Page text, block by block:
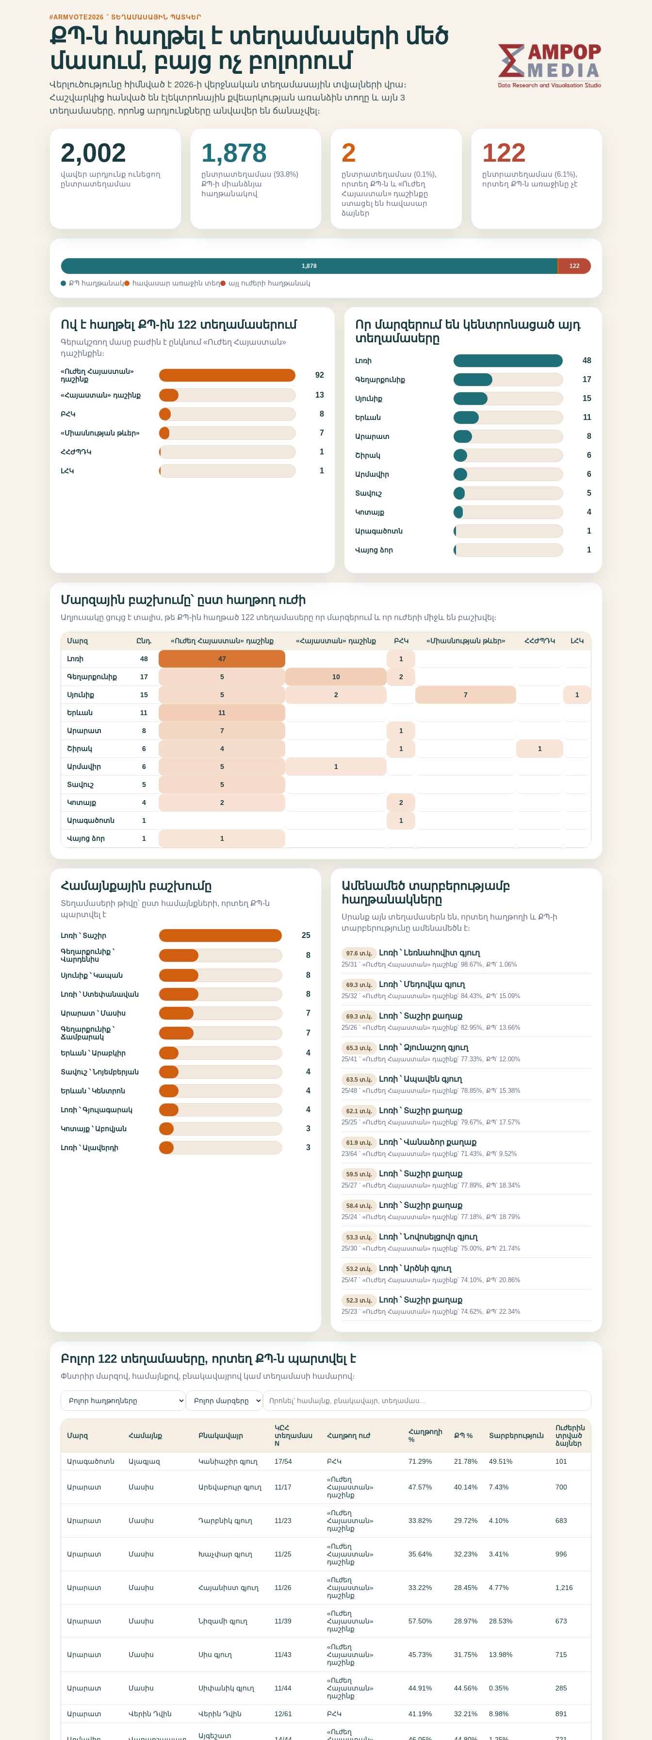
#ARMVOTE2026 ՝ ՏԵՂԱՄԱՍԱՅԻՆ ՊԱՏԿԵՐ
ՔՊ-ն հաղթել է տեղամասերի մեծ
մասում, բայց ոչ բոլորում
Վերլուծությունը հիմնված է 2026-ի վերջնական տեղամասային տվյալների վրա։
Հաշվարկից հանված են էլեկտրոնային քվեարկության առանձին տողը և այն 3
տեղամասերը, որոնց արդյունքները անվավեր են ճանաչվել։
2,002
վավեր արդյունք ունեցող
ընտրատեղամաս
1,878
ընտրատեղամաս (93.8%)
ՔՊ-ի միանձնյա
հաղթանակով
2
ընտրատեղամաս (0.1%),
որտեղ ՔՊ-ն և «Ուժեղ
Հայաստան» դաշինքը
ստացել են հավասար
ձայներ
122
ընտրատեղամաս (6.1%),
որտեղ ՔՊ-ն առաջինը չէ
1,878 122
ՔՊ հաղթանակ հավասար առաջին տեղ այլ ուժերի հաղթանակ
Ով է հաղթել ՔՊ-ին 122 տեղամասերում
Գերակշռող մասը բաժին է ընկնում «Ուժեղ Հայաստան»
դաշինքին։
«Ուժեղ Հայաստան»
դաշինք
92
«Հայաստան» դաշինք 13
ԲՀԿ 8
«Միասնության թևեր» 7
ՀՀԺՊԴԿ 1
ԼՀԿ 1
Որ մարզերում են կենտրոնացած այդ
տեղամասերը
Լոռի 48
Գեղարքունիք 17
Սյունիք 15
Երևան 11
Արարատ 8
Շիրակ 6
Արմավիր 6
Տավուշ 5
Կոտայք 4
Արագածոտն 1
Վայոց ձոր 1
Մարզային բաշխումը՝ ըստ հաղթող ուժի
Աղյուսակը ցույց է տալիս, թե ՔՊ-ին հաղթած 122 տեղամասերը որ մարզերում և որ ուժերի միջև են բաշխվել։
Մարզ Ընդ. «Ուժեղ Հայաստան» դաշինք «Հայաստան» դաշինք ԲՀԿ «Միասնության թևեր» ՀՀԺՊԴԿ ԼՀԿ
Լոռի 48 47 1
Գեղարքունիք 17 5 10 2
Սյունիք 15 5 2 7 1
Երևան 11 11
Արարատ 8 7 1
Շիրակ 6 4 1 1
Արմավիր 6 5 1
Տավուշ 5 5
Կոտայք 4 2 2
Արագածոտն 1 1
Վայոց ձոր 1 1
Համայնքային բաշխումը
Տեղամասերի թիվը՝ ըստ համայնքների, որտեղ ՔՊ-ն
պարտվել է
Լոռի ՝ Տաշիր 25
Գեղարքունիք ՝
Վարդենիս
8
Սյունիք ՝ Կապան 8
Լոռի ՝ Ստեփանավան 8
Արարատ ՝ Մասիս 7
Գեղարքունիք ՝
Ճամբարակ
7
Երևան ՝ Արաբկիր 4
Տավուշ ՝ Նոյեմբերյան 4
Երևան ՝ Կենտրոն 4
Լոռի ՝ Գյուլագարակ 4
Կոտայք ՝ Աբովյան 3
Լոռի ՝ Ալավերդի 3
Ամենամեծ տարբերությամբ
հաղթանակները
Սրանք այն տեղամասերն են, որտեղ հաղթողի և ՔՊ-ի
տարբերությունը ամենամեծն է։
97.6 տ.կ. Լոռի ՝ Լեռնահովիտ գյուղ
25/31 ՝ «Ուժեղ Հայաստան» դաշինք՝ 98.67%, ՔՊ՝ 1.06%
69.3 տ.կ. Լոռի ՝ Մեդովկա գյուղ
25/32 ՝ «Ուժեղ Հայաստան» դաշինք՝ 84.43%, ՔՊ՝ 15.09%
69.3 տ.կ. Լոռի ՝ Տաշիր քաղաք
25/26 ՝ «Ուժեղ Հայաստան» դաշինք՝ 82.95%, ՔՊ՝ 13.66%
65.3 տ.կ. Լոռի ՝ Ձյունաշող գյուղ
25/41 ՝ «Ուժեղ Հայաստան» դաշինք՝ 77.33%, ՔՊ՝ 12.00%
63.5 տ.կ. Լոռի ՝ Ապավեն գյուղ
25/48 ՝ «Ուժեղ Հայաստան» դաշինք՝ 78.85%, ՔՊ՝ 15.38%
62.1 տ.կ. Լոռի ՝ Տաշիր քաղաք
25/25 ՝ «Ուժեղ Հայաստան» դաշինք՝ 79.67%, ՔՊ՝ 17.57%
61.9 տ.կ. Լոռի ՝ Վանաձոր քաղաք
23/64 ՝ «Ուժեղ Հայաստան» դաշինք՝ 71.43%, ՔՊ՝ 9.52%
59.5 տ.կ. Լոռի ՝ Տաշիր քաղաք
25/27 ՝ «Ուժեղ Հայաստան» դաշինք՝ 77.89%, ՔՊ՝ 18.34%
58.4 տ.կ. Լոռի ՝ Տաշիր քաղաք
25/24 ՝ «Ուժեղ Հայաստան» դաշինք՝ 77.18%, ՔՊ՝ 18.79%
53.3 տ.կ. Լոռի ՝ Նովոսելցովո գյուղ
25/30 ՝ «Ուժեղ Հայաստան» դաշինք՝ 75.00%, ՔՊ՝ 21.74%
53.2 տ.կ. Լոռի ՝ Արծնի գյուղ
25/47 ՝ «Ուժեղ Հայաստան» դաշինք՝ 74.10%, ՔՊ՝ 20.86%
52.3 տ.կ. Լոռի ՝ Տաշիր քաղաք
25/23 ՝ «Ուժեղ Հայաստան» դաշինք՝ 74.62%, ՔՊ՝ 22.34%
Բոլոր 122 տեղամասերը, որտեղ ՔՊ-ն պարտվել է
Փնտրիր մարզով, համայնքով, բնակավայրով կամ տեղամասի համարով։
Մարզ Համայնք Բնակավայր
ԿԸՀ
տեղամաս
N
Հաղթող ուժ
Հաղթողի
%
ՔՊ % Տարբերություն
Ուժերին
տրված
ձայներ
Արագածոտն Ալագյազ Կանիաշիր գյուղ 17/54 ԲՀԿ 71.29% 21.78% 49.51% 101
Արարատ Մասիս Արեվաբույր գյուղ 11/17
«Ուժեղ
Հայաստան»
դաշինք
47.57% 40.14% 7.43% 700
Արարատ Մասիս Դարբնիկ գյուղ 11/23
«Ուժեղ
Հայաստան»
դաշինք
33.82% 29.72% 4.10% 683
Արարատ Մասիս Խաչփար գյուղ 11/25
«Ուժեղ
Հայաստան»
դաշինք
35.64% 32.23% 3.41% 996
Արարատ Մասիս Հայանիստ գյուղ 11/26
«Ուժեղ
Հայաստան»
դաշինք
33.22% 28.45% 4.77% 1,216
Արարատ Մասիս Նիզամի գյուղ 11/39
«Ուժեղ
Հայաստան»
դաշինք
57.50% 28.97% 28.53% 673
Արարատ Մասիս Սիս գյուղ 11/43
«Ուժեղ
Հայաստան»
դաշինք
45.73% 31.75% 13.98% 715
Արարատ Մասիս Սիփանիկ գյուղ 11/44
«Ուժեղ
Հայաստան»
դաշինք
44.91% 44.56% 0.35% 285
Արարատ Վերին Դվին Վերին Դվին 12/61 ԲՀԿ 41.19% 32.21% 8.98% 891
Այգեշատ
«Ուժեղ